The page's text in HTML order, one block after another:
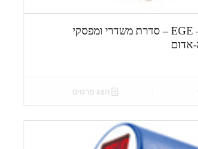
EGE – Infrared Sensors – סדרת משדרי ומפסקי
אדום
הצג פרטים